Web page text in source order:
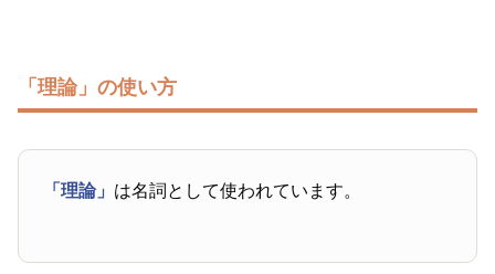
「理論」の使い方
「理論」 は名詞として使われています。